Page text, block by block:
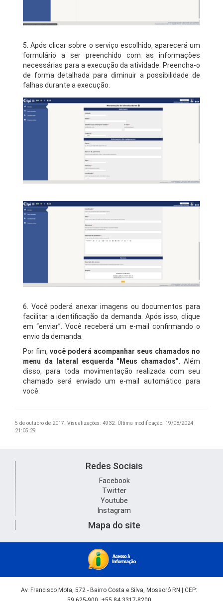
5. Após clicar sobre o serviço escolhido, aparecerá um
formulário a ser preenchido com as informações
necessárias para a execução da atividade. Preencha-o
de forma detalhada para diminuir a possibilidade de
falhas durante a execução.
6. Você poderá anexar imagens ou documentos para
facilitar a identificação da demanda. Após isso, clique
em “enviar”. Você receberá um e-mail confirmando o
envio da demanda.
Por fim, você poderá acompanhar seus chamados no
menu da lateral esquerda “Meus chamados”. Além
disso, para toda movimentação realizada com seu
chamado será enviado um e-mail automático para
você.
5 de outubro de 2017. Visualizações: 4932. Última modificação: 19/08/2024
21:05:29
Redes Sociais
Facebook
Twitter
Youtube
Instagram
Mapa do site
Av. Francisco Mota, 572 - Bairro Costa e Silva, Mossoró RN | CEP: